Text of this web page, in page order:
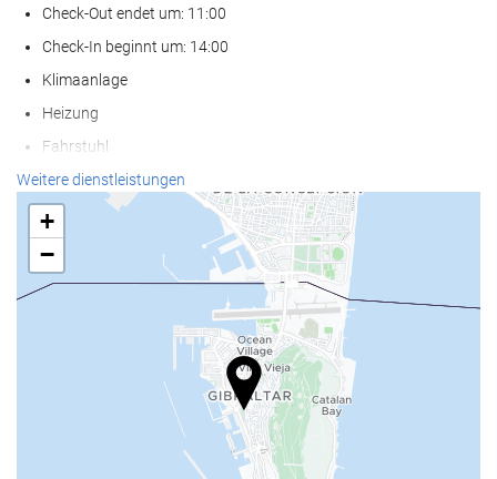
Check-Out endet um: 11:00
Check-In beginnt um: 14:00
Klimaanlage
Heizung
Fahrstuhl
Nichtraucher-Räume
Nichtraucherunterkunft (Alle öffentlichen und privaten Bereiche
sind Nichtraucherzonen)
Haustiere nicht erlaubt
Kostenloser Parkplatz
Behindertengerechte Parkplätze
Weitere dienstleistungen
+
−